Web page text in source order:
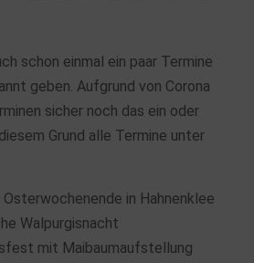
schon einmal ein paar Termine
geben. Aufgrund von Corona
sicher noch das ein oder
Grund alle Termine unter
in Hahnenklee
Walpurgisnacht
mit Maibaumaufstellung